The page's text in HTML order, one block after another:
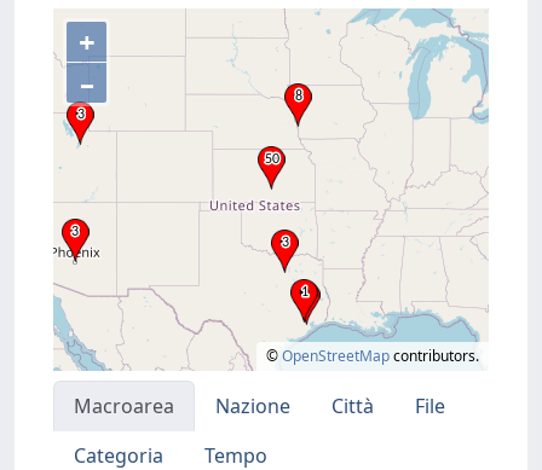
+
–
©OpenStreetMapcontributors.
Macroarea Nazione Città
File
Categoria
Tempo